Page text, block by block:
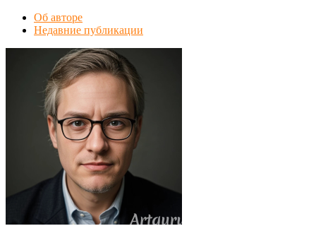
Об авторе
Недавние публикации